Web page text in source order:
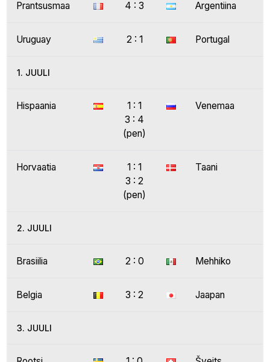
Prantsusmaa 4 : 3 Argentiina
Uruguay 2 : 1 Portugal
1. JUULI
Hispaania
1 : 1
3 : 4
(pen)
Venemaa
Horvaatia
1 : 1
3 : 2
(pen)
Taani
2. JUULI
Brasiilia 2 : 0 Mehhiko
Belgia 3 : 2 Jaapan
3. JUULI